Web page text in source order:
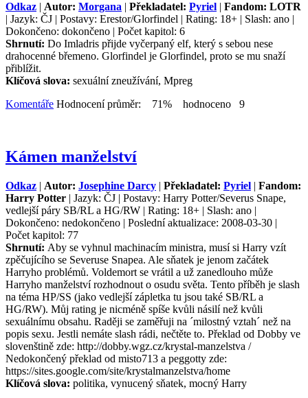
Odkaz | Autor: Morgana | Překladatel: Pyriel | Fandom: LOTR
| Jazyk: ČJ | Postavy: Erestor/Glorfindel | Rating: 18+ | Slash: ano |
Dokončeno: dokončeno | Počet kapitol: 6
Shrnutí: Do Imladris přijde vyčerpaný elf, který s sebou nese
drahocenné břemeno. Glorfindel je Glorfindel, proto se mu snaží
přiblížit.
Klíčová slova: sexuální zneužívání, Mpreg
Komentáře Hodnocení průměr: 71% hodnoceno 9
Kámen manželství
Odkaz | Autor: Josephine Darcy | Překladatel: Pyriel | Fandom:
Harry Potter | Jazyk: ČJ | Postavy: Harry Potter/Severus Snape,
vedlejší páry SB/RL a HG/RW | Rating: 18+ | Slash: ano |
Dokončeno: nedokončeno | Poslední aktualizace: 2008-03-30 |
Počet kapitol: 77
Shrnutí: Aby se vyhnul machinacím ministra, musí si Harry vzít
zpěčujícího se Severuse Snapea. Ale sňatek je jenom začátek
Harryho problémů. Voldemort se vrátil a už zanedlouho může
Harryho manželství rozhodnout o osudu světa. Tento příběh je slash
na téma HP/SS (jako vedlejší zápletka tu jsou také SB/RL a
HG/RW). Můj rating je nicméně spíše kvůli násilí než kvůli
sexuálnímu obsahu. Raději se zaměřuji na ´milostný vztah´ než na
popis sexu. Jestli nemáte slash rádi, nečtěte to. Překlad od Dobby ve
slovenštině zde: http://dobby.wgz.cz/krystal-manzelstva /
Nedokončený překlad od misto713 a peggotty zde:
https://sites.google.com/site/krystalmanzelstva/home
Klíčová slova: politika, vynucený sňatek, mocný Harry